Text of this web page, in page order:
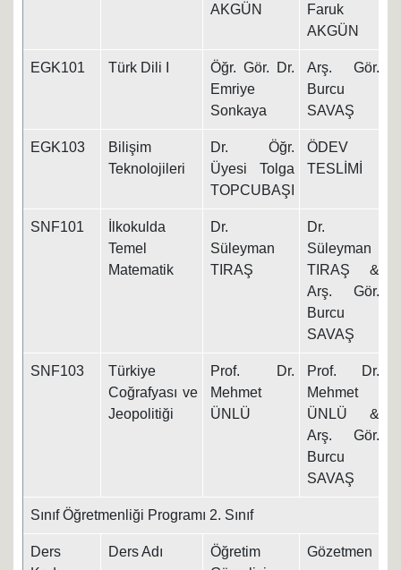
AKGÜN
Faruk
AKGÜN
EGK101 Türk Dili I
Öğr. Gör. Dr.
Emriye
Sonkaya
Arş. Gör.
Burcu
SAVAŞ
EGK103
Bilişim
Teknolojileri
Dr. Öğr.
Üyesi Tolga
TOPCUBAŞI
ÖDEV
TESLİMİ
SNF101
İlkokulda
Temel
Matematik
Dr.
Süleyman
TIRAŞ
Dr.
Süleyman
TIRAŞ &
Arş. Gör.
Burcu
SAVAŞ
SNF103
Türkiye
Coğrafyası ve
Jeopolitiği
Prof. Dr.
Mehmet
ÜNLÜ
Prof. Dr.
Mehmet
ÜNLÜ &
Arş. Gör.
Burcu
SAVAŞ
Sınıf Öğretmenliği Programı 2. Sınıf
Ders
Ders Adı
Öğretim
Gözetmen